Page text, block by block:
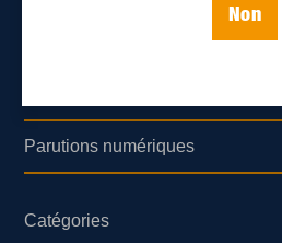
Non
Parutions numériques
Catégories